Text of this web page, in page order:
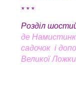
* * *
Розділ
де
садочок і
Великої Ложки